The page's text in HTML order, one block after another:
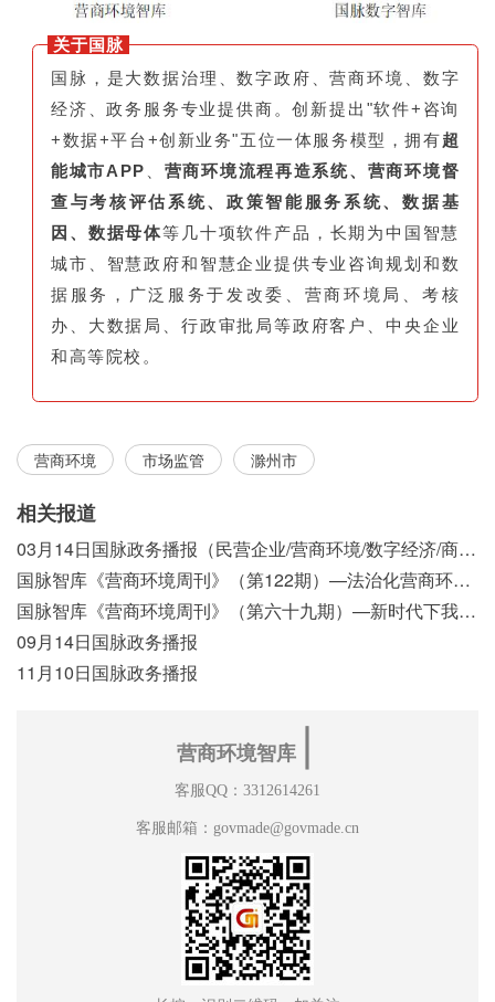
关于国脉
国脉，是大数据治理、数字政府、营商环境、数字
经济、政务服务专业提供商。创新提出"软件+咨询
+数据+平台+创新业务"五位一体服务模型，拥有超
能城市APP
营商环境流程再造系统、营商环境督
查与考核评估系统、政策智能服务系统、数据基
因、数据母体等几十项软件产品，长期为中国智慧
城市、智慧政府和智慧企业提供专业咨询规划和数
据服务，广泛服务于发改委、营商环境局、考核
办、大数据局、行政审批局等政府客户、中央企业
和高等院校。
营商环境 市场监管 滁州市
相关报道
03月14日国脉政务播报（民营企业/营商环境/数字经济/商事制度改革）
国脉智库《营商环境周刊》（第122期）—法治化营商环境视域下我国行政执法公示制度浅析
国脉智库《营商环境周刊》（第六十九期）—新时代下我国营商环境标准体系构建初探
09月14日国脉政务播报
11月10日国脉政务播报
营商环境智库
客服QQ：3312614261
客服邮箱：govmade@govmade.cn